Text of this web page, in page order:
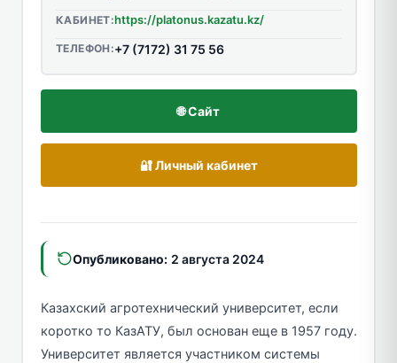
КАБИНЕТ:https://platonus.kazatu.kz/
ТЕЛЕФОН:+7 (7172) 31 75 56
🌐 Сайт
🔐 Личный кабинет
Опубликовано: 2 августа 2024
Казахский агротехнический университет, если
коротко то КазАТУ, был основан еще в 1957 году.
Университет является участником системы